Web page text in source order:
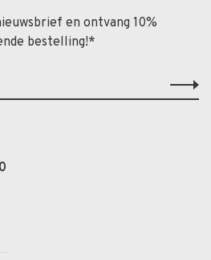
en ontvang 10%
bestelling!*